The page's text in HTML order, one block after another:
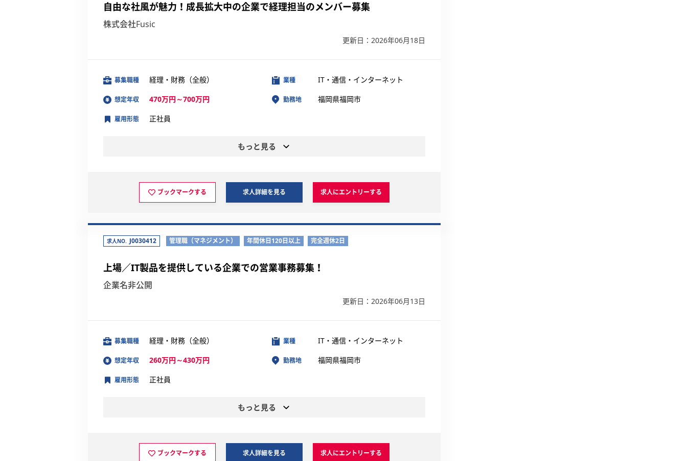
自由な社風が魅力！成長拡大中の企業で経理担当のメンバー募集
株式会社Fusic
更新日：2026年06月18日
募集職種 経理・財務（全般）
想定年収 470万円～700万円
業種 IT・通信・インターネット
勤務地 福岡県福岡市
雇用形態 正社員
もっと見る
ブックマークする 求人詳細を見る 求人にエントリーする
求人NO. J0030412 管理職（マネジメント） 年間休日120日以上 完全週休2日
上場／IT製品を提供している企業での営業事務募集！
企業名非公開
更新日：2026年06月13日
募集職種 経理・財務（全般）
想定年収 260万円～430万円
業種 IT・通信・インターネット
勤務地 福岡県福岡市
雇用形態 正社員
もっと見る
ブックマークする 求人詳細を見る 求人にエントリーする